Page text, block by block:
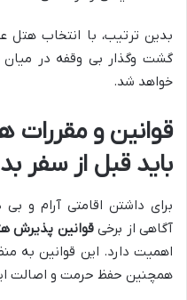
بدین ترتیب، با انتخاب هتل
گشت وگذار بی وقفه در میان
خواهد شد.
قوانین و
باید قبل از سفر
برای داشتن اقامتی آرام و
آگاهی از برخیقوانین پذیرش
اهمیت دارد. این قوانین به
همچنین حفظ حرمت و اصالت